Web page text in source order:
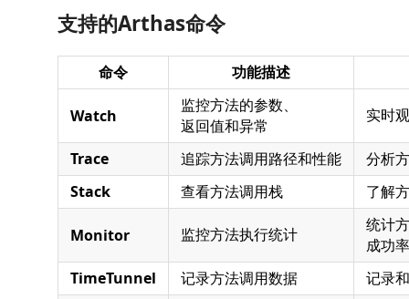
支持的Arthas命令
命令 功能描述
Watch
监控方法的参数、
返回值和异常
实时
Trace 追踪方法调用路径和性能
分析
Stack
查看方法调用栈 了解
Monitor 监控方法执行统计
统计
成功
TimeTunnel
记录方法调用数据
记录